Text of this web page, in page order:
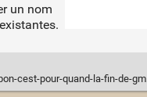
un nom
cest-pour-quand-la-fin-de-gmail/